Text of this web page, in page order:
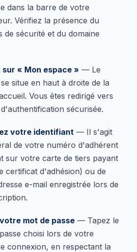
dans la barre de votre
Vérifiez la présence du
de sécurité et du domaine
sur « Mon espace » — Le
situe en haut à droite de la
Vous êtes redirigé vers
sécurisée.
votre identifiant — Il s'agit
de votre numéro d'adhérent
sur votre carte de tiers payant
certificat d'adhésion) ou de
e-mail enregistrée lors de
mot de passe — Tapez le
choisi lors de votre
connexion, en respectant la